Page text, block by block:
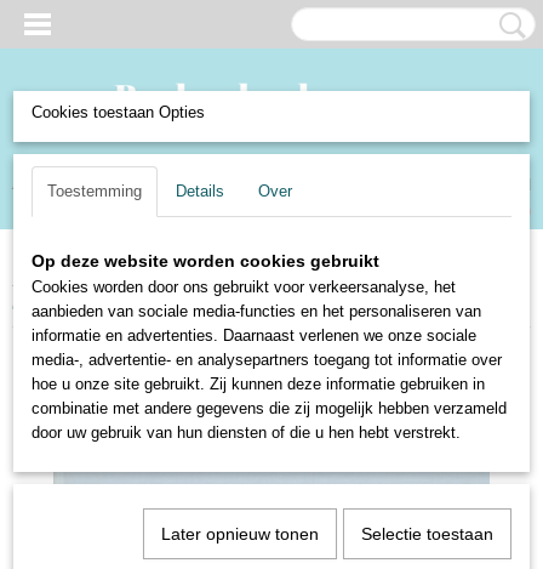
Inloggen Registreren
(0)
Home>Boeken en Strips> Boeken>Illustratoren>Anton Pieck
Spiegel van Staten en Steden - C.F. van Dam
Cookies toestaan Opties
Toestemming Details Over
Op deze website worden cookies gebruikt
Cookies worden door ons gebruikt voor verkeersanalyse, het
aanbieden van sociale media-functies en het personaliseren van
informatie en advertenties. Daarnaast verlenen we onze sociale
media-, advertentie- en analysepartners toegang tot informatie over
hoe u onze site gebruikt. Zij kunnen deze informatie gebruiken in
combinatie met andere gegevens die zij mogelijk hebben verzameld
door uw gebruik van hun diensten of die u hen hebt verstrekt.
Later opnieuw tonen Selectie toestaan